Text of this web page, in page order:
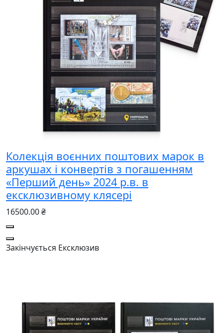
Колекція воєнних поштових марок в
аркушах і конвертів з погашенням
«Перший день» 2024 р.в. в
ексклюзивному клясері
16500.00 ₴
Закінчується Ексклюзив